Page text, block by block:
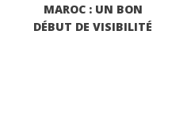
MAROC : UN BON
DÉBUT DE VISIBILITÉ